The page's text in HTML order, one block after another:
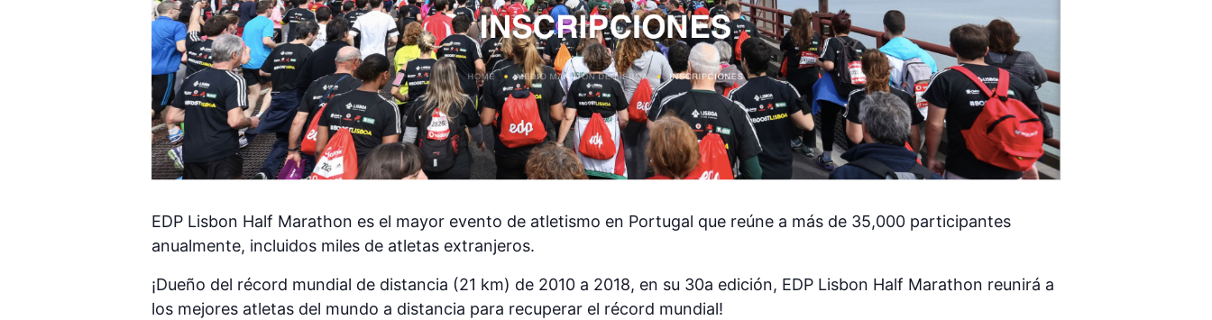
EDP Lisbon Half Marathon es el mayor evento de atletismo en Portugal que reúne a más de 35,000 participantes
anualmente, incluidos miles de atletas extranjeros.
¡Dueño del récord mundial de distancia (21 km) de 2010 a 2018, en su 30a edición, EDP Lisbon Half Marathon reunirá a
los mejores atletas del mundo a distancia para recuperar el récord mundial!